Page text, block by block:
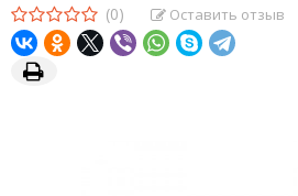
(0) Оставить отзыв